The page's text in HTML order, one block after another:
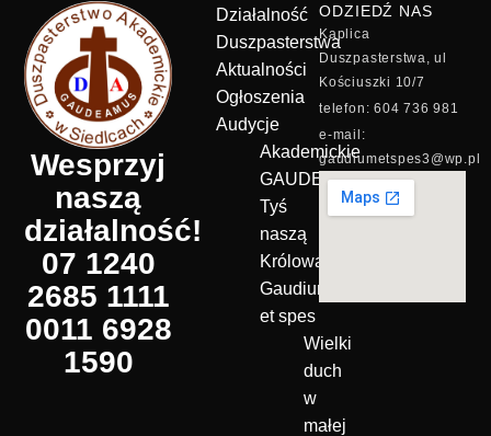
Wesprzyj
naszą
działalność!
07 1240
2685 1111
0011 6928
1590
Działalność
Duszpasterstwa
Aktualności
Ogłoszenia
Audycje
Akademickie
GAUDEAMUS
Tyś
naszą
Królową!
Gaudium
et spes
Wielki
duch
w
małej
ODZIEDŹ NAS
Kaplica
Duszpasterstwa, ul
Kościuszki 10/7
telefon: 604 736 981
e-mail:
gaudiumetspes3@wp.pl